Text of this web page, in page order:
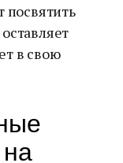
посвятить
в свою